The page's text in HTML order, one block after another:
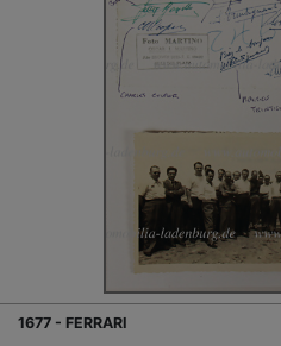
1677 - FERRARI